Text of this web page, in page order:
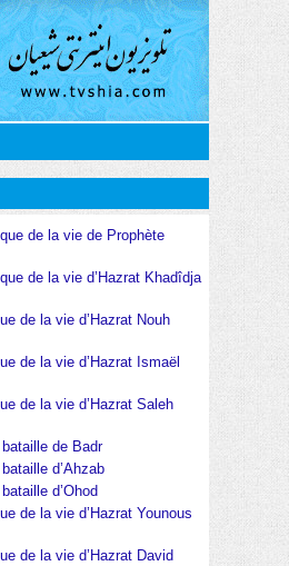
de la vie de Prophète
de la vie d’Hazrat Khadîdja
de la vie d’Hazrat Nouh
de la vie d’Hazrat Ismaël
de la vie d’Hazrat Saleh
de Badr
d’Ahzab
d’Ohod
de la vie d’Hazrat Younous
de la vie d’Hazrat David